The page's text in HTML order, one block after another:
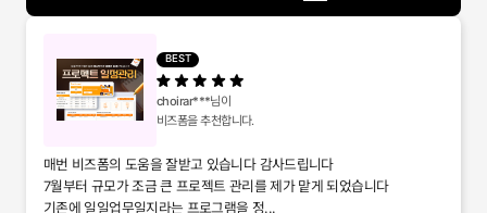
BEST
choirar***님이
비즈폼을 추천합니다.
매번 비즈폼의 도움을 잘받고 있습니다 감사드립니다
7월부터 규모가 조금 큰 프로젝트 관리를 제가 맡게 되었습니다
기존에 일일업무일지라는 프로그램을 정...